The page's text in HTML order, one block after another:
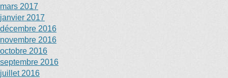
mars 2017
janvier 2017
décembre 2016
novembre 2016
octobre 2016
septembre 2016
juillet 2016